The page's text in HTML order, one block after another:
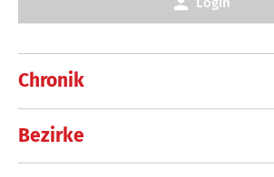
Chronik
Bezirke